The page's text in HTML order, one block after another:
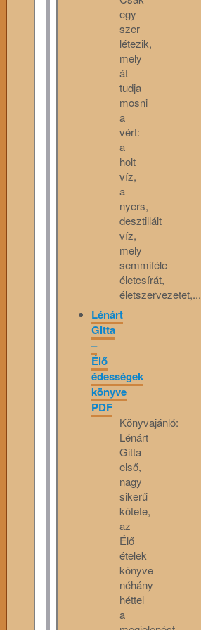
egy
szer
létezik,
mely
át
tudja
mosni
a
vért:
a
holt
víz,
a
nyers,
desztillált
víz,
mely
semmiféle
életcsírát,
életszervezetet,...
Lénárt
Gitta
–
Élő
édességek
könyve
PDF
Könyvajánló:
Lénárt
Gitta
első,
nagy
sikerű
kötete,
az
Élő
ételek
könyve
néhány
héttel
a